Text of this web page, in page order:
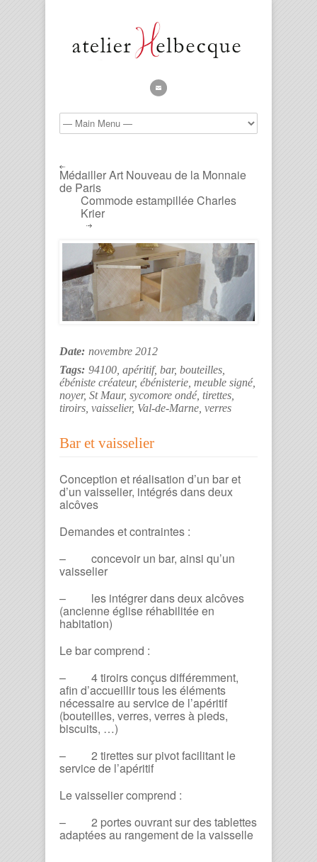
Médailler Art Nouveau de la Monnaie
de Paris
Commode estampillée Charles
Krier
Date: novembre 2012
Tags: 94100 apéritif, bar, bouteilles
ébéniste créateur, ébénisterie meuble signé,
noyer, St Maur, sycomore ondé, tirettes
tiroirs vaisselier, Val-de-Marne verres
Bar et vaisselier
Conception et réalisation d’un bar et
d’un vaisselier, intégrés dans deux
alcôves
Demandes et contraintes :
– concevoir un bar, ainsi qu’un
vaisselier
– les intégrer dans deux alcôves
(ancienne église réhabilitée en
habitation)
Le bar comprend :
– 4 tiroirs conçus différemment,
afin d’accueillir tous les éléments
nécessaire au service de l’apéritif
(bouteilles, verres, verres à pieds,
biscuits, …)
– 2 tirettes sur pivot facilitant le
service de l’apéritif
Le vaisselier comprend :
– 2 portes ouvrant sur des tablettes
adaptées au rangement de la vaisselle